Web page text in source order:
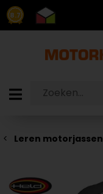
8.7
Leren motorjassen